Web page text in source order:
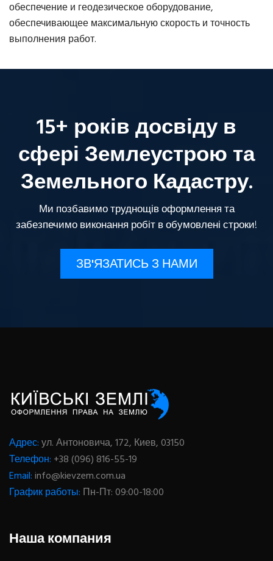
обеспечение и геодезическое оборудование,
обеспечивающее максимальную скорость и точность
выполнения работ.
15+ років досвіду в
сфері Землеустрою та
Земельного Кадастру.
Ми позбавимо труднощів оформлення та
забезпечимо виконання робіт в обумовлені строки!
ЗВ'ЯЗАТИСЬ З НАМИ
Адрес:ул. Антоновича, 172, Киев, 03150
Телефон: +38 (096) 816-55-19
Email:info@kievzem.com.ua
График работы: Пн-Пт: 09:00-18:00
Наша компания